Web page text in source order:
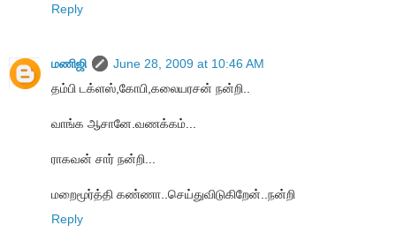
Reply
மணிஜி
June 28, 2009 at 10:46 AM
தம்பி டக்ளஸ்,கோபி,கலையரசன் நன்றி..
வாங்க ஆசானே.வணக்கம்...
ராகவன் சார் நன்றி...
மறைமூர்த்தி கண்ணா..செய்துவிடுகிறேன்..நன்றி
Reply